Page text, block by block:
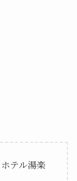
テル湯楽